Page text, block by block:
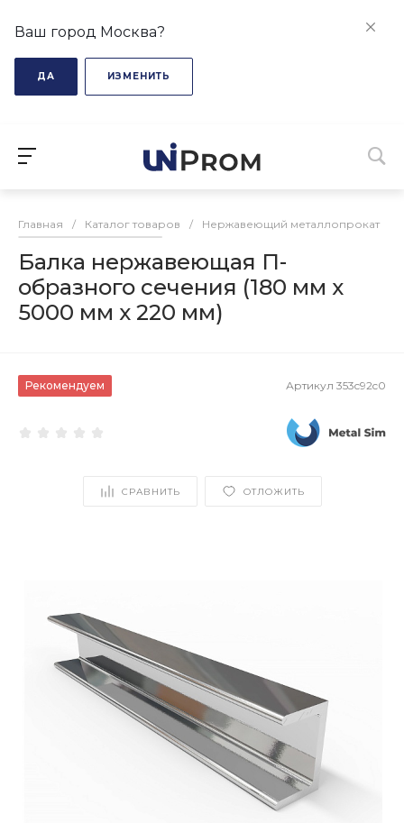
Ваш город Москва?
ДА ИЗМЕНИТЬ
Главная / Каталог товаров / Нержавеющий металлопрокат
Балка нержавеющая П-
образного сечения (180 мм х
5000 мм х 220 мм)
Рекомендуем Артикул 353c92c0
СРАВНИТЬ ОТЛОЖИТЬ